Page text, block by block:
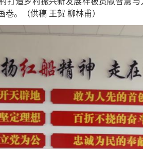
卷。（供稿 王贺 柳林甫）